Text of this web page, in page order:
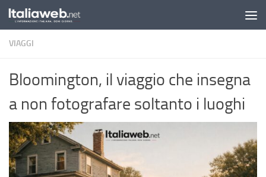
Sotto il contenuto
VIAGGI
Bloomington, il viaggio che insegna
a non fotografare soltanto i luoghi